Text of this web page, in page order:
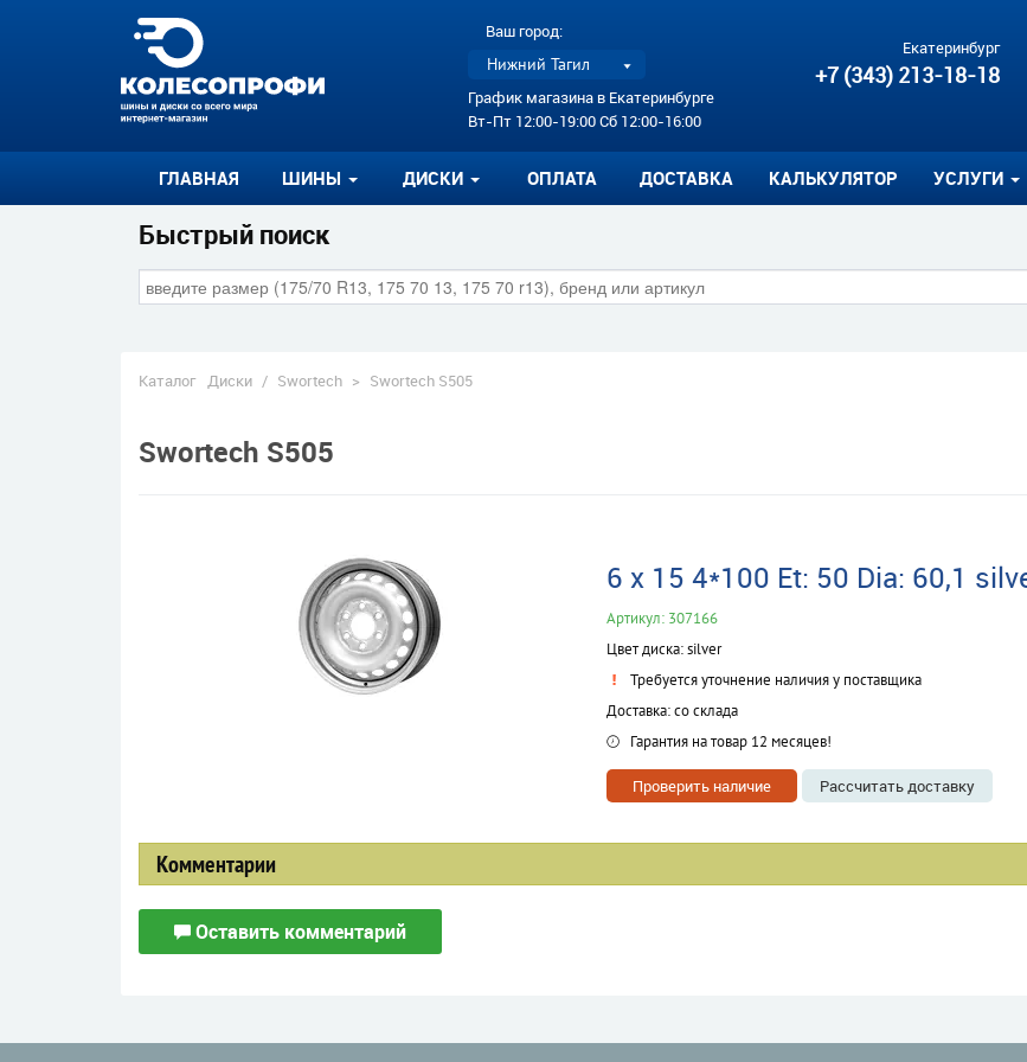
Ваш город:
Нижний Тагил
График магазина в Екатеринбурге
Вт-Пт 12:00-19:00 Сб 12:00-16:00
Екатеринбург
+7 (343) 213-18-18
ГЛАВНАЯ ШИНЫ ДИСКИ ОПЛАТА ДОСТАВКА КАЛЬКУЛЯТОР УСЛУГИ
Быстрый поиск
Каталог Диски / Swortech > Swortech S505
Swortech S505
6 x 15 4*100 Et: 50 Dia: 60,1
Артикул: 307166
Цвет диска: silver
Требуется уточнение наличия у поставщика
Доставка: со склада
Гарантия на товар 12 месяцев!
Проверить наличие Рассчитать доставку
Комментарии
Оставить комментарий